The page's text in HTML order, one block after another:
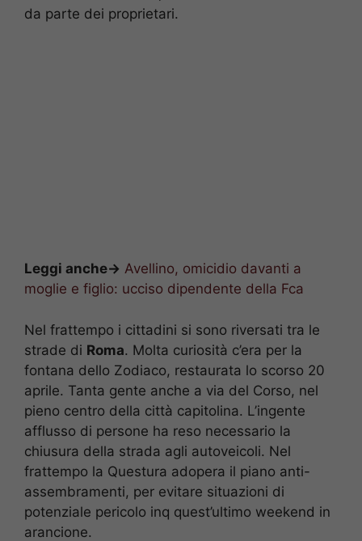
da parte dei proprietari.
Leggi anche-> Avellino, omicidio davanti a
moglie e figlio: ucciso dipendente della Fca
Nel frattempo i cittadini si sono riversati tra le
strade di Roma. Molta curiosità c’era per la
fontana dello Zodiaco, restaurata lo scorso 20
aprile. Tanta gente anche a via del Corso, nel
pieno centro della città capitolina. L’ingente
afflusso di persone ha reso necessario la
chiusura della strada agli autoveicoli. Nel
frattempo la Questura adopera il piano anti-
assembramenti, per evitare situazioni di
potenziale pericolo inq quest’ultimo weekend in
arancione.